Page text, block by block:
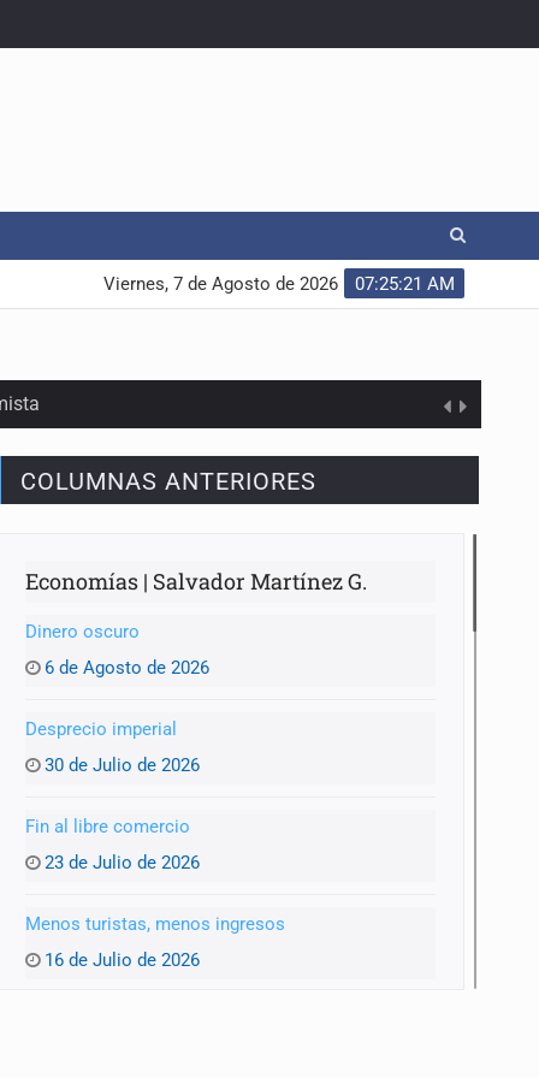
07:25:22 AM
Viernes, 7 de Agosto de 2026
COLUMNAS ANTERIORES
Economías | Salvador Martínez G.
Dinero oscuro
6 de Agosto de 2026
Desprecio imperial
30 de Julio de 2026
Fin al libre comercio
23 de Julio de 2026
Menos turistas, menos ingresos
16 de Julio de 2026